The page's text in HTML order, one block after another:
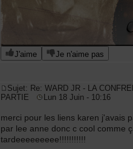
J'aime Je n'aime pas
Sujet: Re: WARD JR - LA
PARTIE
Lun 18 Juin - 10:16
merci pour les liens karen j'avais
par lee anne donc c cool comme
tardeeeeeeeee!!!!!!!!!!!